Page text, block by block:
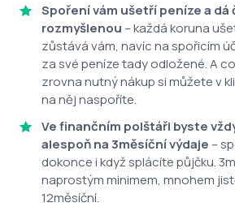
Spoření vám ušetří peníze a dá
rozmyšlenou – každá koruna
zůstává vám, navíc na spořicím
za své peníze tady odložené. A
zrovna nutný nákup si můžete v
na něj naspoříte.
Ve finančním polštáři byste
alespoň na 3měsíční výdaje –
dokonce i když splácíte půjčku.
naprostým minimem, mnohem
12měsíční.